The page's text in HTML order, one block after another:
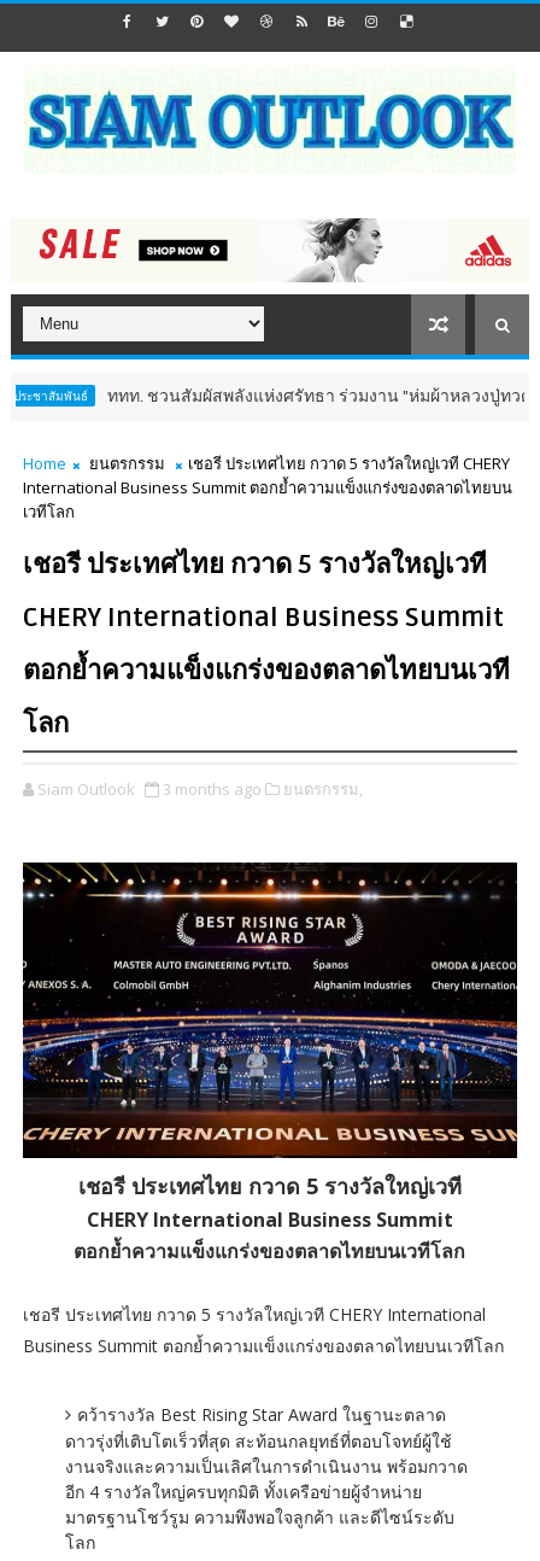
ททท. ชวนสัมผัสพลังแห่งศรัทธา ร่วมงาน "ห่มผ้าหลวงปู่ทวด ครั้งที่ 13 ปี
Home ยนตรกรรม
เชอรี ประเทศไทย กวาด 5 รางวัลใหญ่เวที CHERY
International Business Summit ตอกย้ำความแข็งแกร่งของตลาดไทยบน
เวทีโลก
เชอรี ประเทศไทย กวาด 5 รางวัลใหญ่เวที
CHERY International Business Summit
ตอกย้ำความแข็งแกร่งของตลาดไทยบนเวที
โลก
Siam Outlook 3 months ago ยนตรกรรม,
เชอรี ประเทศไทย กวาด 5 รางวัลใหญ่เวที
CHERY International Business Summit
ตอกย้ำความแข็งแกร่งของตลาดไทยบนเวทีโลก
เชอรี ประเทศไทย กวาด 5 รางวัลใหญ่เวที CHERY International
Business Summit ตอกย้ำความแข็งแกร่งของตลาดไทยบนเวทีโลก
คว้ารางวัล Best Rising Star Award ในฐานะตลาด
ดาวรุ่งที่เติบโตเร็วที่สุด สะท้อนกลยุทธ์ที่ตอบโจทย์ผู้ใช้
งานจริงและความเป็นเลิศในการดำเนินงาน พร้อมกวาด
อีก 4 รางวัลใหญ่ครบทุกมิติ ทั้งเครือข่ายผู้จำหน่าย
มาตรฐานโชว์รูม ความพึงพอใจลูกค้า และดีไซน์ระดับ
โลก